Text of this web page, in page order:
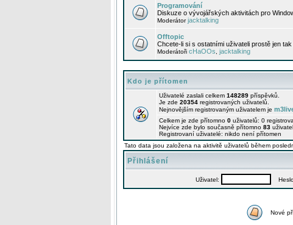
Programování
Diskuze o vývojářských aktivitách pro
Moderátorjacktalking
Offtopic
Chcete-li si s ostatními uživateli prostě jen tak
Moderátoři cHaOOs jacktalking
Kdo je přítomen
Uživatelé zaslali celkem 148289 příspěvků.
Je zde 20354 registrovaných uživatelů.
Nejnovějším registrovaným uživatelem je
Celkem je zde přítomno 0 uživatelů: 0
Nejvíce zde bylo současně přítomno 83
Registrovaní uživatelé: nikdo není přítomen
Tato data jsou založena na aktivitě uživatelů během
Přihlášení
Uživatel:
Nové